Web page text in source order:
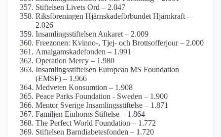
Stiftelsen Livets Ord – 2.047
Riksföreningen Hjärnskade­förbundet Hjärnkraft –
2.026
Insamlings­stiftelsen Ankaret – 2.009
Freezonen: Kvinno-, Tjej- och Brottsofferjour – 2.000
Amalgamskade­fonden – 1.991
Operation Mercy – 1.980
Insamlings­stiftelsen European MS Foundation
(EMSF) – 1.966
Medveten Konsumtion – 1.908
Peace Parks Foundation - Sweden – 1.900
Mentor Sverige Insamlings­stiftelse – 1.871
Familjen Einhorns Stiftelse – 1.864
The Perfect World Foundation – 1.772
Stiftelsen Barndiabetes­fonden – 1.720